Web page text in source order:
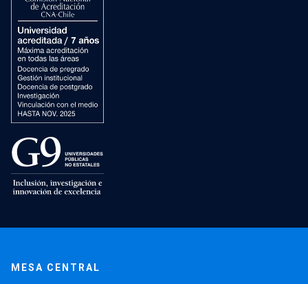
MESA CENTRAL